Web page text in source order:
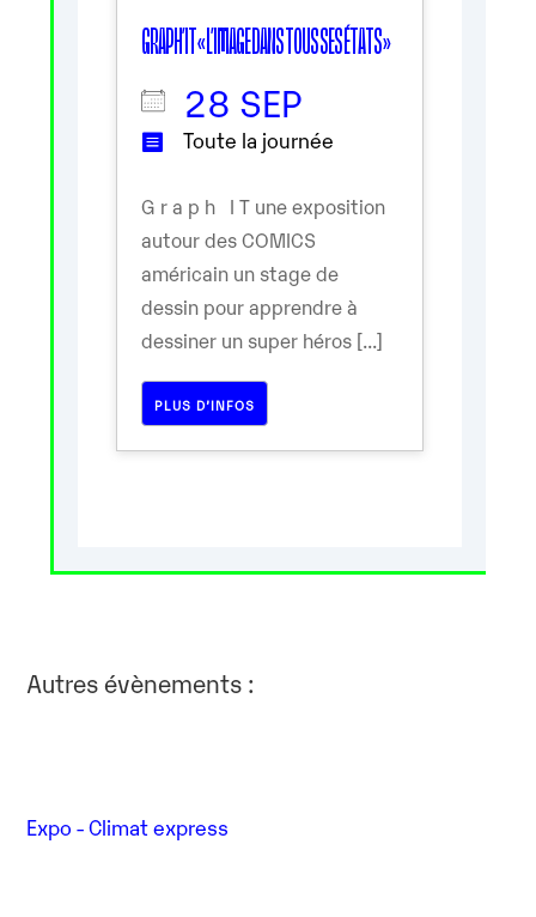
GRAPH’IT « L’IMAGE DANS TOUS SES ÉTATS »
28 SEP
Toute la journée
G r a p h I T une exposition
autour des COMICS
américain un stage de
dessin pour apprendre à
dessiner un super héros [...]
PLUS D’INFOS
Autres évènements :
Expo - Climat express